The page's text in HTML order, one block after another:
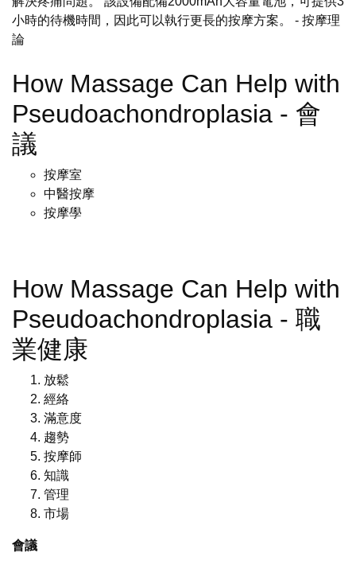
小時的待機時間，因此可以執行更長的按摩方案。 - 按摩理
論
How Massage Can Help with
Pseudoachondroplasia - 會
議
按摩室
中醫按摩
按摩學
How Massage Can Help with
Pseudoachondroplasia - 職
業健康
放鬆
經絡
滿意度
趨勢
按摩師
知識
管理
市場
會議